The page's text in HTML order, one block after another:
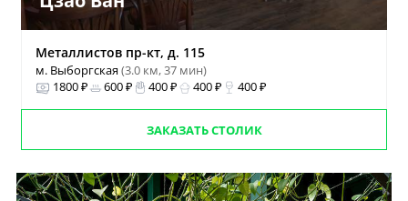
Металлистов пр-кт, д. 115
м. Выборгская(3.0 км, 37 мин)
1800 ₽
600 ₽ 400 ₽ 400 ₽ 400 ₽
ЗАКАЗАТЬ СТОЛИК